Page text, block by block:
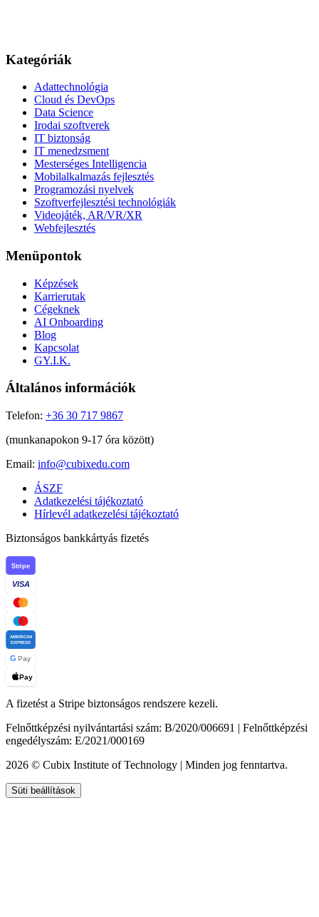
Kategóriák
Adattechnológia
Cloud és DevOps
Data Science
Irodai szoftverek
IT biztonság
IT menedzsment
Mesterséges Intelligencia
Mobilalkalmazás fejlesztés
Programozási nyelvek
Szoftverfejlesztési technológiák
Videojáték, AR/VR/XR
Webfejlesztés
Menüpontok
Képzések
Karrierutak
Cégeknek
AI Onboarding
Blog
Kapcsolat
GY.I.K.
Általános információk
Telefon: +36 30 717 9867
(munkanapokon 9-17 óra között)
Email: info@cubixedu.com
ÁSZF
Adatkezelési tájékoztató
Hírlevél adatkezelési tájékoztató
Biztonságos bankkártyás fizetés
Stripe
VISA
AMERICAN
EXPRESS
G Pay
Pay
A fizetést a Stripe biztonságos rendszere kezeli.
Felnőttképzési nyilvántartási szám: B/2020/006691 | Felnőttképzési
engedélyszám: E/2021/000169
2026 © Cubix Institute of Technology | Minden jog fenntartva.
Süti beállítások